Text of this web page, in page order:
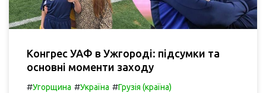
Конгрес УАФ в Ужгороді: підсумки та
основні моменти заходу
#Угорщина #Україна #Грузія (країна)